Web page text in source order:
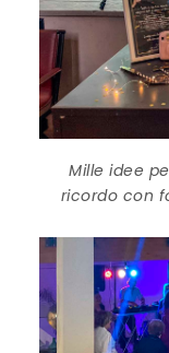
Mille idee
ricordo con